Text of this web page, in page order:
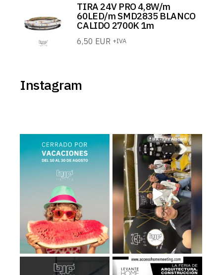
TIRA 24V PRO 4,8W/m
60LED/m SMD2835 BLANCO
CALIDO 2700K 1m
6,50 EUR +IVA
Instagram
BJF Lighting permanecerá
𝗰𝗲𝗿𝗿𝗮𝗱𝗼 𝗽𝗼𝗿...
2
Estamos en el Levante Home
Meeting ¡Te esperamos!...
39 5
Recuerda que los días 𝟮𝟭, 𝟮𝟮 𝘆
Estaremos en el LHM26, consigue